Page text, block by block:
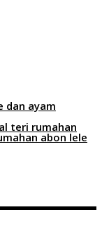
dan ayam
teri rumahan
abon lele